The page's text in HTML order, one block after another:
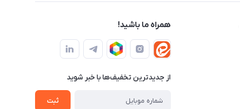
همراه ما باشید!
از جدید‌ترین تخفیف‌ها با‌ خبر شوید
ثبت